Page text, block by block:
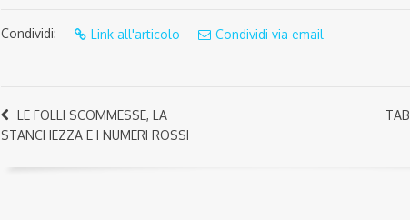
Condividi: Link all'articolo Condividi via email
LE FOLLI SCOMMESSE, LA
STANCHEZZA E I NUMERI ROSSI